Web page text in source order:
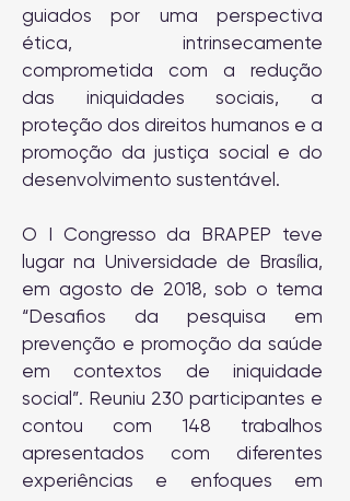
guiados por uma perspectiva
ética, intrinsecamente
comprometida com a redução
das iniquidades sociais, a
proteção dos direitos humanos e a
promoção da justiça social e do
desenvolvimento sustentável.
O I Congresso da BRAPEP teve
lugar na Universidade de Brasília,
em agosto de 2018, sob o tema
“Desafios da pesquisa em
prevenção e promoção da saúde
em contextos de iniquidade
social”. Reuniu 230 participantes e
contou com 148 trabalhos
apresentados com diferentes
experiências e enfoques em